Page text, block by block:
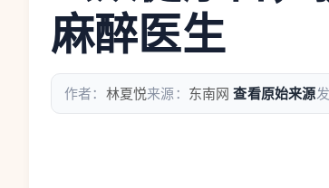
麻醉医生
作者： 林夏悦来源： 东南网 查看原始来源